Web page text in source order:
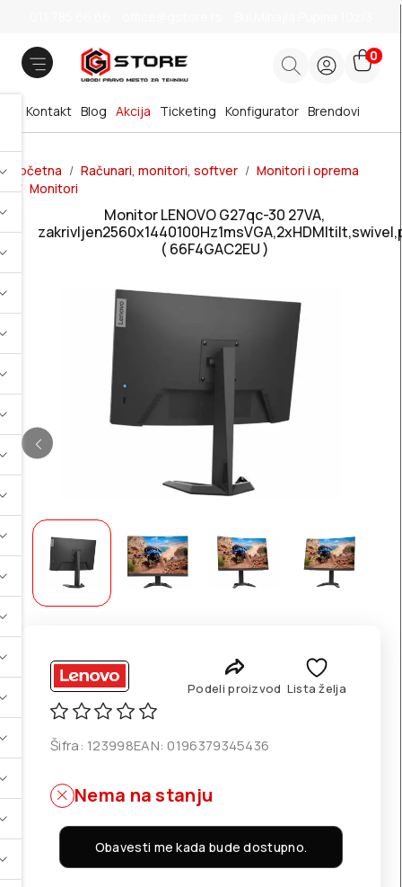
0
Brendovi
Blog Akcija
Kontakt Ticketing Konfigurator
Početna Računari, monitori, softver
Monitori i oprema
Monitori
Monitor LENOVO G27qc-30 27VA,
( 66F4GAC2EU )
Podeli proizvod Lista želja
Šifra: 123998EAN: 0196379345436
Nema na stanju
Obavesti me kada bude dostupno.